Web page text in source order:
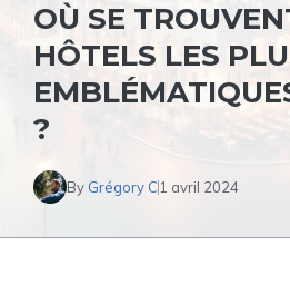
OÙ SE
HÔTELS LES
?
By Grégory C1 avril 2024